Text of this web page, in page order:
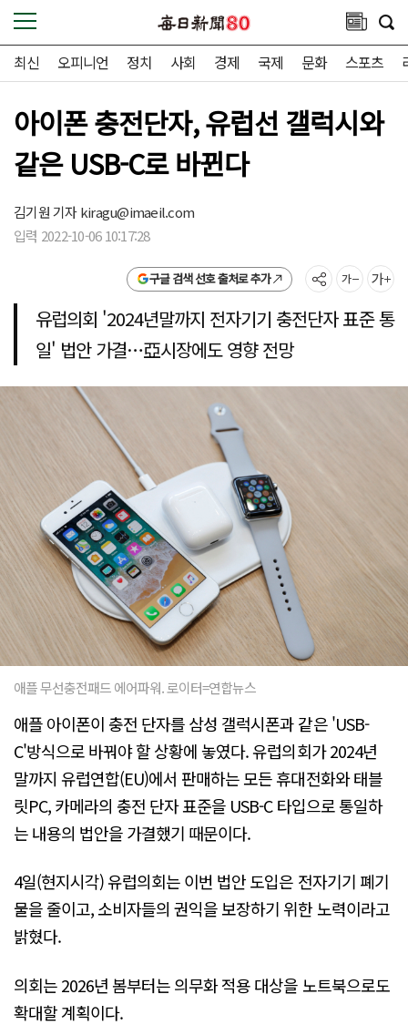
최신 오피니언 정치 사회 경제 국제 문화 스포츠
아이폰 충전단자, 유럽선 갤럭시와
같은 USB-C로 바뀐다
김기원 기자kiragu@imaeil.com
입력 2022-10-06 10:17:28
구글 검색 선호 출처로 추가
유럽의회 '2024년말까지 전자기기 충전단자 표준 통
일' 법안 가결…亞시장에도 영향 전망
애플 무선충전패드 에어파워. 로이터=연합뉴스
애플 아이폰이 충전 단자를 삼성 갤럭시폰과 같은 'USB-
C'방식으로 바꿔야 할 상황에 놓였다. 유럽의회가 2024년
말까지 유럽연합(EU)에서 판매하는 모든 휴대전화와 태블
릿PC, 카메라의 충전 단자 표준을 USB-C 타입으로 통일하
는 내용의 법안을 가결했기 때문이다.
4일(현지시각) 유럽의회는 이번 법안 도입은 전자기기 폐기
물을 줄이고, 소비자들의 권익을 보장하기 위한 노력이라고
밝혔다.
의회는 2026년 봄부터는 의무화 적용 대상을 노트북으로도
확대할 계획이다.